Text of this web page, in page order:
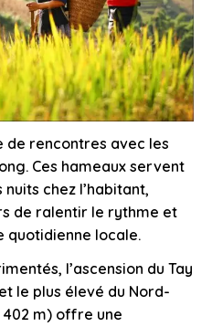
de rencontres avec les
Ces hameaux servent
chez l’habitant,
de ralentir le rythme et
quotidienne locale.
l’ascension du Tay
le plus élevé du Nord-
402 m) offre une